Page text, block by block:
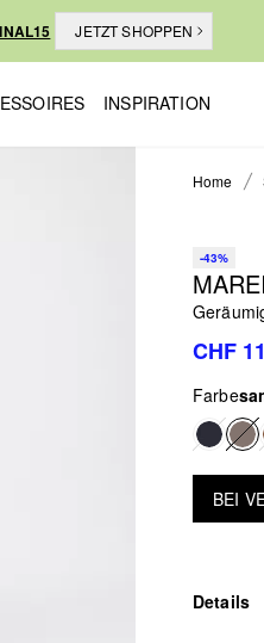
JETZT SHOPPEN
INSPIRATION
Home
-43%
CHF
Farbe
BEI
Details